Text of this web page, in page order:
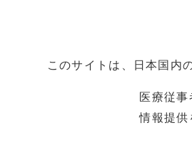
このサイトは、日本国内
医療従事
情報提供
関連情報